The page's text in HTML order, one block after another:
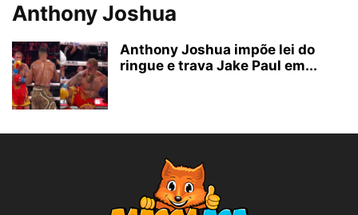
Anthony Joshua
Anthony Joshua impõe lei do
ringue e trava Jake Paul em...